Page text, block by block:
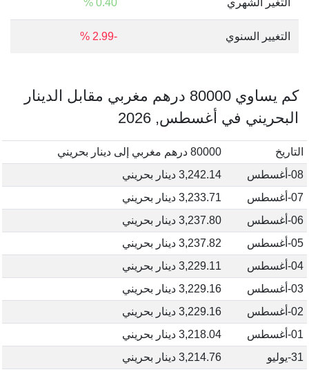
التغير الشهري 0.40 %
التغيير السنوي -2.99 %
كم يساوي 80000 درهم مغربي مقابل الدينار
البحريني في أغسطس, 2026
التاريخ
80000 درهم مغربي إلى دينار بحريني
08-أغسطس
3,242.14 دينار بحريني
07-أغسطس
3,233.71 دينار بحريني
06-أغسطس
3,237.80 دينار بحريني
05-أغسطس
3,237.82 دينار بحريني
04-أغسطس
3,229.11 دينار بحريني
03-أغسطس
3,229.16 دينار بحريني
02-أغسطس
3,229.16 دينار بحريني
01-أغسطس
3,218.04 دينار بحريني
31-يوليو
3,214.76 دينار بحريني